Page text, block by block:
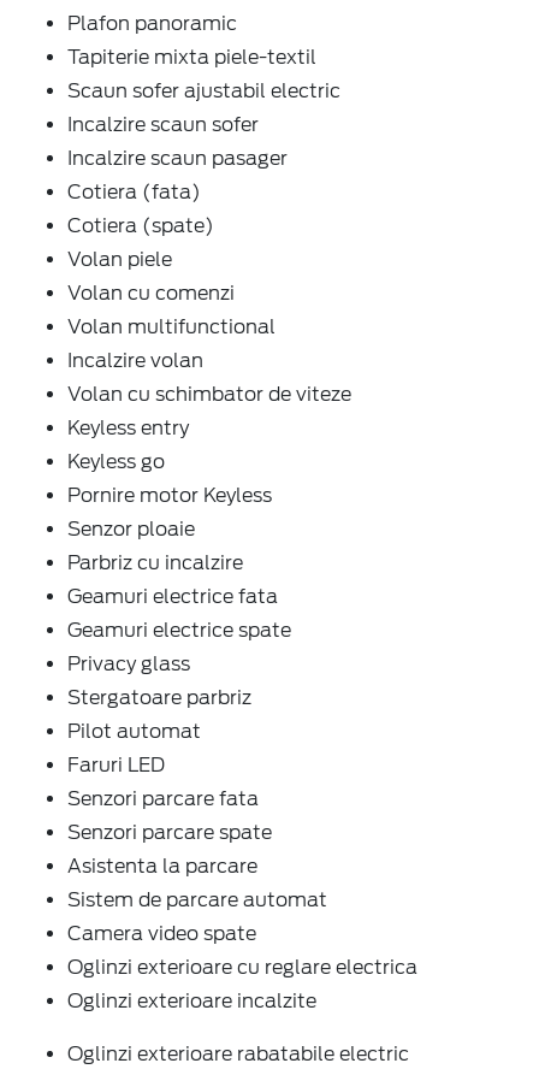
Plafon panoramic
Tapiterie mixta piele-textil
Scaun sofer ajustabil electric
Incalzire scaun sofer
Incalzire scaun pasager
Cotiera (fata)
Cotiera (spate)
Volan piele
Volan cu comenzi
Volan multifunctional
Incalzire volan
Volan cu schimbator de viteze
Keyless entry
Keyless go
Pornire motor Keyless
Senzor ploaie
Parbriz cu incalzire
Geamuri electrice fata
Geamuri electrice spate
Privacy glass
Stergatoare parbriz
Pilot automat
Faruri LED
Senzori parcare fata
Senzori parcare spate
Asistenta la parcare
Sistem de parcare automat
Camera video spate
Oglinzi exterioare cu reglare electrica
Oglinzi exterioare incalzite
Oglinzi exterioare rabatabile electric